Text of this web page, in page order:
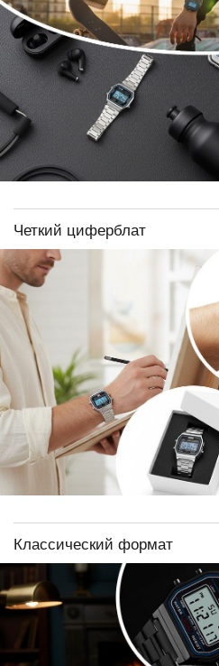
Четкий циферблат
Классический формат